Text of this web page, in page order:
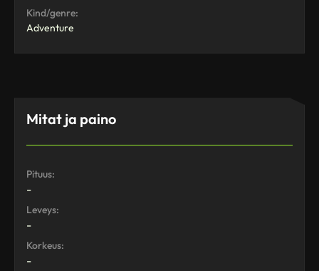
Kind/genre:
Adventure
Mitat ja paino
Pituus:
-
Leveys:
-
Korkeus:
-